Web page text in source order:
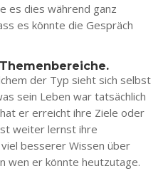
es dies während ganz
es könnte die Gespräch
der Typ sieht sich selbst
sein Leben war tatsächlich
er erreicht ihre Ziele oder
weiter lernst ihre
besserer Wissen über
wen er könnte heutzutage.